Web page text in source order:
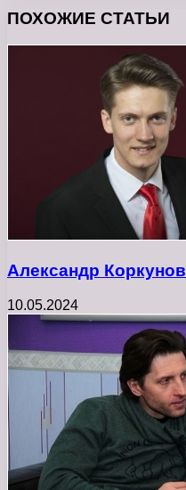
ПОХОЖИЕ СТАТЬИ
Александр Коркунов
10.05.2024